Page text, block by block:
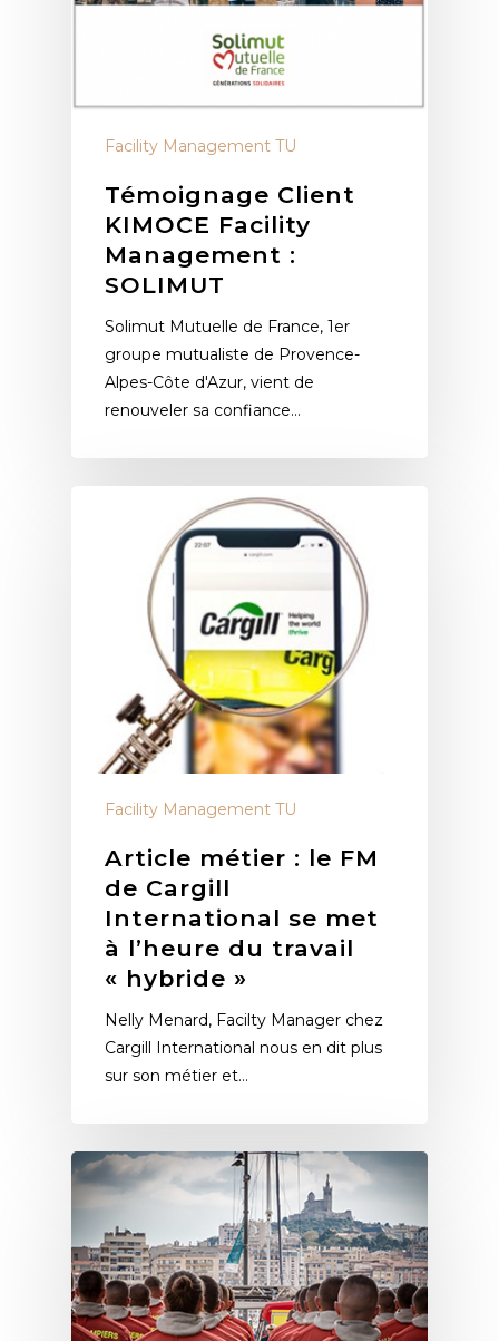
Facility Management TU
Témoignage Client
KIMOCE Facility
Management :
SOLIMUT
Solimut Mutuelle de France, 1er
groupe mutualiste de Provence-
Alpes-Côte d'Azur, vient de
renouveler sa confiance…
Facility Management TU
Article métier : le FM
de Cargill
International se met
à l’heure du travail
« hybride »
Nelly Menard, Facilty Manager chez
Cargill International nous en dit plus
sur son métier et…